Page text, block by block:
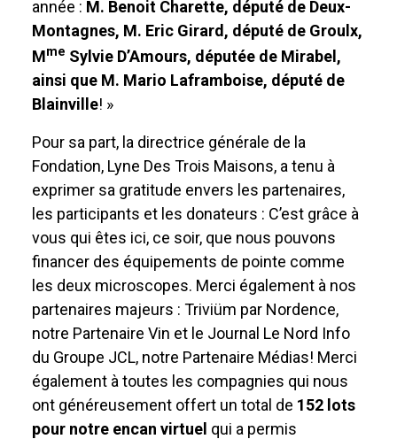
année : M. Benoit Charette, député de Deux-
Montagnes, M. Eric Girard, député de Groulx,
Mme Sylvie D’Amours, députée de Mirabel,
ainsi que M. Mario Laframboise, député de
Blainville! »
Pour sa part, la directrice générale de la
Fondation, Lyne Des Trois Maisons, a tenu à
exprimer sa gratitude envers les partenaires,
les participants et les donateurs : C’est grâce à
vous qui êtes ici, ce soir, que nous pouvons
financer des équipements de pointe comme
les deux microscopes. Merci également à nos
partenaires majeurs : Triviüm par Nordence,
notre Partenaire Vin et le Journal Le Nord Info
du Groupe JCL, notre Partenaire Médias! Merci
également à toutes les compagnies qui nous
ont généreusement offert un total de 152 lots
pour notre encan virtuel qui a permis